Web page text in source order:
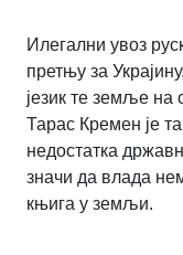
Илегални увоз
претњу за
језик те земље на
Тарас Кремен је
недостатка
значи да влада
књига у земљи.